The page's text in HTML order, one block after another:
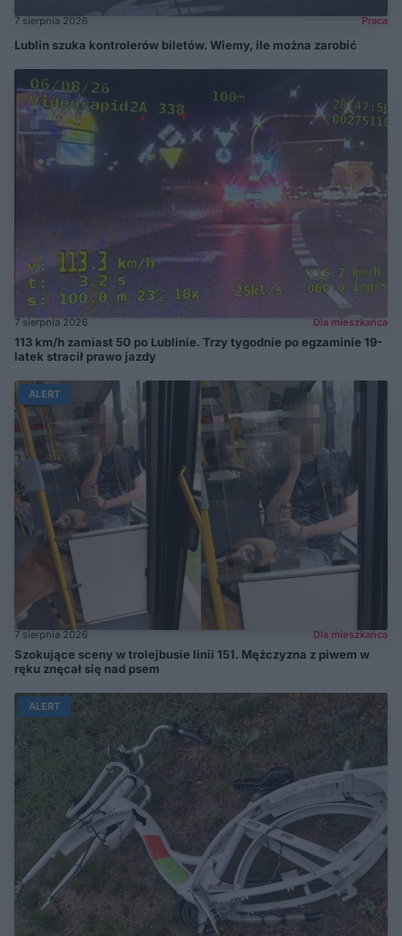
7 sierpnia 2026 Praca
Lublin szuka kontrolerów biletów. Wiemy, ile można zarobić
7 sierpnia 2026 Dla mieszkańca
113 km/h zamiast 50 po Lublinie. Trzy tygodnie po egzaminie 19-
latek stracił prawo jazdy
ALERT
7 sierpnia 2026 Dla mieszkańca
Szokujące sceny w trolejbusie linii 151. Mężczyzna z piwem w
ręku znęcał się nad psem
ALERT